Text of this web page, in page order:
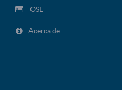
OSE
Acerca de